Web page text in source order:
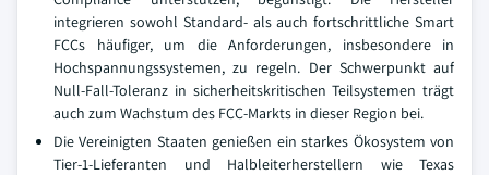
integrieren sowohl Standard- als auch fortschrittliche Smart
FCCs häufiger, um die Anforderungen, insbesondere in
Hochspannungssystemen, zu regeln. Der Schwerpunkt auf
Null-Fall-Toleranz in sicherheitskritischen Teilsystemen trägt
auch zum Wachstum des FCC-Markts in dieser Region bei.
Die Vereinigten Staaten genießen ein starkes Ökosystem von
Tier-1-Lieferanten und Halbleiterherstellern wie Texas